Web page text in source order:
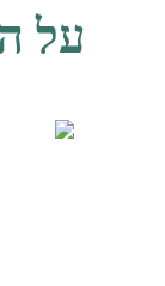
על